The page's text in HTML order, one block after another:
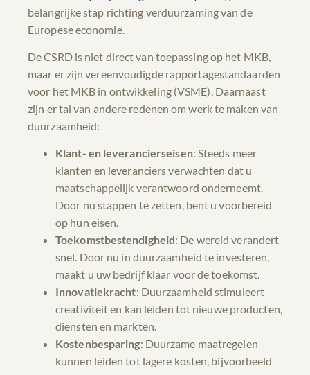
belangrijke stap richting verduurzaming van de
Europese economie.
De CSRD is niet direct van toepassing op het MKB,
maar er zijn vereenvoudigde rapportagestandaarden
voor het MKB in ontwikkeling (VSME). Daarnaast
zijn er tal van andere redenen om werk te maken van
duurzaamheid:
Klant- en leverancierseisen: Steeds meer
klanten en leveranciers verwachten dat u
maatschappelijk verantwoord onderneemt.
Door nu stappen te zetten, bent u voorbereid
op hun eisen.
Toekomstbestendigheid: De wereld verandert
snel. Door nu in duurzaamheid te investeren,
maakt u uw bedrijf klaar voor de toekomst.
Innovatiekracht: Duurzaamheid stimuleert
creativiteit en kan leiden tot nieuwe producten,
diensten en markten.
Kostenbesparing: Duurzame maatregelen
kunnen leiden tot lagere kosten, bijvoorbeeld